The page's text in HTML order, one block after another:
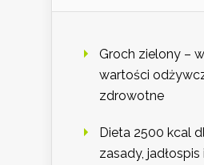
Groch zielony –
wartości
zdrowotne
Dieta 2500 kcal
zasady,